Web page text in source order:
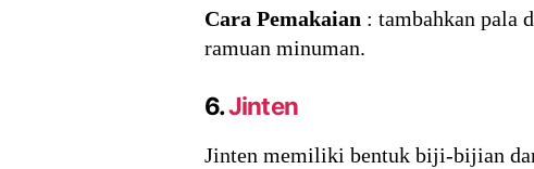
Cara Pemakaian : tambahkan pala
ramuan minuman.
6.Jinten
Jinten memiliki bentuk biji-bijian